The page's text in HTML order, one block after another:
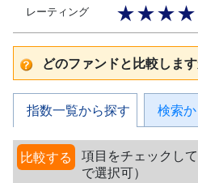
レーティング ★★★★
どのファンドと比較しま
指数一覧から探す 検索
比較する
項目をチェックし
で選択可）